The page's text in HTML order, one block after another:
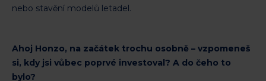
nebo stavění modelů letadel.
Ahoj Honzo, na začátek trochu osobně – vzpomeneš
si, kdy jsi vůbec poprvé investoval? A do čeho to
bylo?